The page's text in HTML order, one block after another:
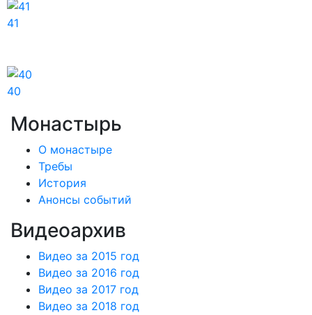
41
40
Монастырь
О монастыре
Требы
История
Анонсы событий
Видеоархив
Видео за 2015 год
Видео за 2016 год
Видео за 2017 год
Видео за 2018 год